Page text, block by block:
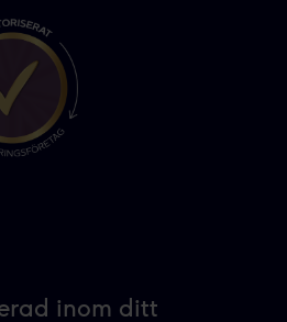
inom ditt